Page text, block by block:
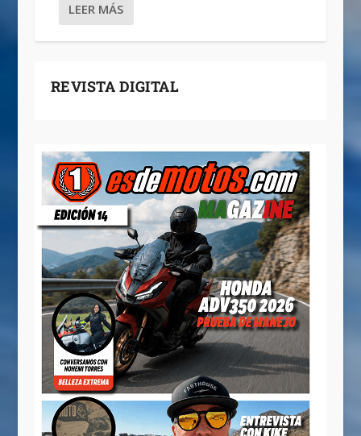
LEER MÁS
REVISTA DIGITAL